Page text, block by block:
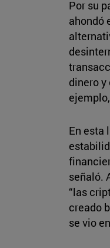
Por su
ahondó
dinero
En esta
señaló.
“las
creado
se vio